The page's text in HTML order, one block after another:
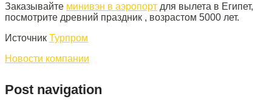
Заказывайте минивэн в аэропорт для вылета в Египет,
посмотрите древний праздник , возрастом 5000 лет.
Источник Турпром
Новости компании
Post navigation